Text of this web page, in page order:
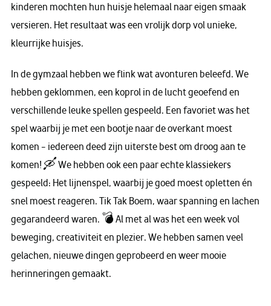
kinderen mochten hun huisje helemaal naar eigen smaak
versieren. Het resultaat was een vrolijk dorp vol unieke,
kleurrijke huisjes.
In de gymzaal hebben we flink wat avonturen beleefd. We
hebben geklommen, een koprol in de lucht geoefend en
verschillende leuke spellen gespeeld. Een favoriet was het
spel waarbij je met een bootje naar de overkant moest
komen – iedereen deed zijn uiterste best om droog aan te
komen! 🛶 We hebben ook een paar echte klassiekers
gespeeld: Het lijnenspel, waarbij je goed moest opletten én
snel moest reageren. Tik Tak Boem, waar spanning en lachen
gegarandeerd waren. 💣 Al met al was het een week vol
beweging, creativiteit en plezier. We hebben samen veel
gelachen, nieuwe dingen geprobeerd en weer mooie
herinneringen gemaakt.